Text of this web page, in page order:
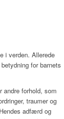
i verden. Allerede
for barnets
andre forhold, som
traumer og
adfærd og